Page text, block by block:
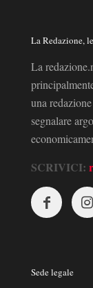
La Redazione,
La
una
segnalare
SCRIVICI:
Sede legale